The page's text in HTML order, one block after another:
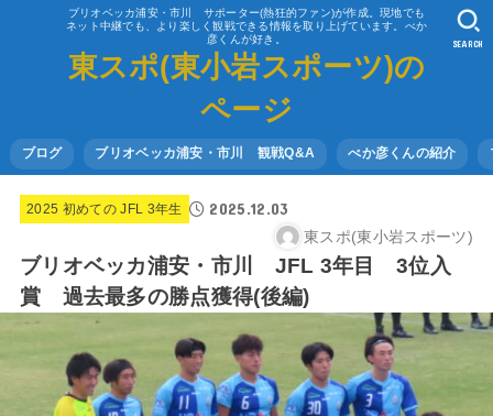
ブリオベッカ浦安・市川 サポーター(熱狂的ファン)が作成。現地でも
ネット中継でも、より楽しく観戦できる情報を取り上げています。べか
彦くんが好き。
東スポ(東小岩スポーツ)の
ページ
ブログ ブリオベッカ浦安・市川 観戦Q&A べか彦くんの紹介
SEARCH
2025 初めての JFL 3年生 2025.12.03
東スポ(東小岩スポーツ)
ブリオベッカ浦安・市川 JFL 3年目 3位入
賞 過去最多の勝点獲得(後編)